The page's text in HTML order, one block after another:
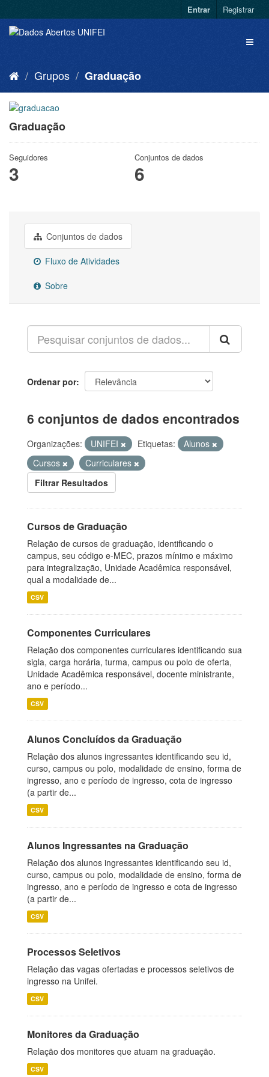
Entrar Registrar
Grupos Graduação
Graduação
Seguidores
3
Conjuntos de dados
6
Conjuntos de dados
Fluxo de Atividades
Sobre
Ordenar por
6 conjuntos de dados encontrados
Organizações: UNIFEI Etiquetas:
Alunos
Cursos
Curriculares
Filtrar Resultados
Cursos de Graduação
Relação de cursos de graduação, identificando o
campus, seu código e-MEC, prazos mínimo e máximo
para integralização, Unidade Acadêmica responsável,
qual a modalidade de...
CSV
Componentes Curriculares
Relação dos componentes curriculares identificando sua
sigla, carga horária, turma, campus ou polo de oferta,
Unidade Acadêmica responsável, docente ministrante,
ano e período...
CSV
Alunos Concluídos da Graduação
Relação dos alunos ingressantes identificando seu id,
curso, campus ou polo, modalidade de ensino, forma de
ingresso, ano e período de ingresso, cota de ingresso
(a partir de...
CSV
Alunos Ingressantes na Graduação
Relação dos alunos ingressantes identificando seu id,
curso, campus ou polo, modalidade de ensino, forma de
ingresso, ano e período de ingresso e cota de ingresso
(a partir de...
CSV
Processos Seletivos
Relação das vagas ofertadas e processos seletivos de
ingresso na Unifei.
CSV
Monitores da Graduação
Relação dos monitores que atuam na graduação.
CSV